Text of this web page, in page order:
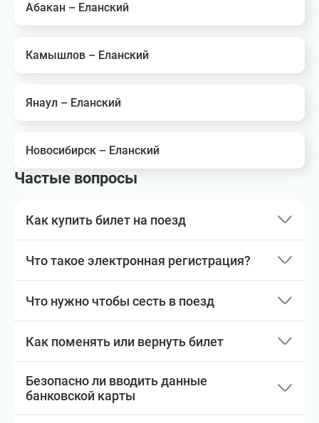
Абакан – Еланский
Камышлов – Еланский
Янаул – Еланский
Новосибирск – Еланский
Частые вопросы
Как купить билет на поезд
Что такое электронная регистрация?
Что нужно чтобы сесть в поезд
Как поменять или вернуть билет
Безопасно ли вводить данные
банковской карты